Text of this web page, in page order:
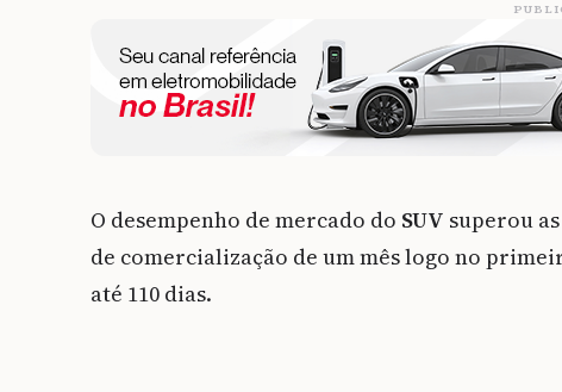
O desempenho de mercado do SUV superou
de comercialização de um mês logo no
até 110 dias.